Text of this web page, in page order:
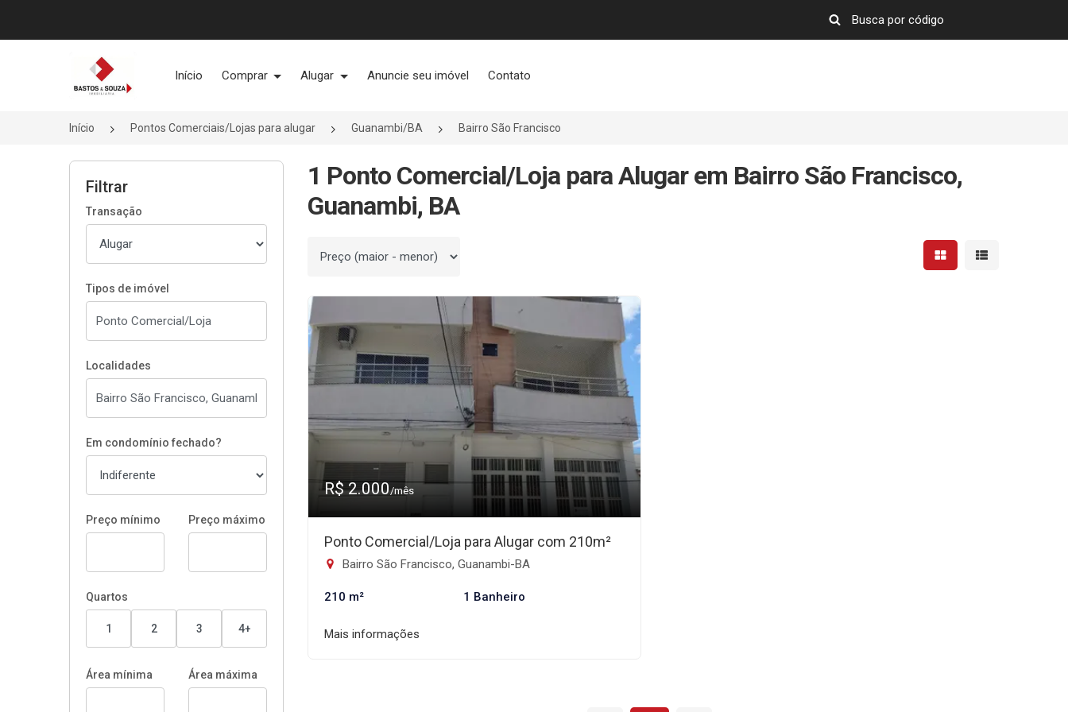
Página inicial
Início Comprar Alugar Anuncie seu imóvel Contato
Início Pontos Comerciais/Lojas para alugar Guanambi/BA Bairro São Francisco
Filtrar
Transação
Tipos de imóvel
Localidades
Em condomínio fechado?
Preço mínimo Preço máximo
Quartos
1 2 3 4+
Área mínima Área máxima
1 Ponto Comercial/Loja para Alugar em Bairro São Francisco,
Guanambi, BA
Ordenar por Mostrar resultados em
Mostrar
R$ 2.000/mês
Ponto Comercial/Loja para Alugar com 210m²
Bairro São Francisco, Guanambi-BA
210 m² 1 Banheiro
Mais informações